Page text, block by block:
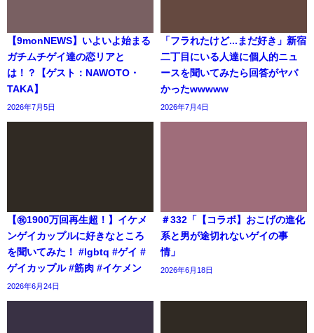
【9monNEWS】いよいよ始まる
ガチムチゲイ達の恋リアと
は！？【ゲスト：NAWOTO・
TAKA】
2026年7月5日
「フラれたけど...まだ好き」新宿
二丁目にいる人達に個人的ニュ
ースを聞いてみたら回答がヤバ
かったwwwww
2026年7月4日
【㊗️1900万回再生超！】イケメ
ンゲイカップルに好きなところ
を聞いてみた！ #lgbtq #ゲイ #
ゲイカップル #筋肉 #イケメン
2026年6月24日
＃332「【コラボ】おこげの進化
系と男が途切れないゲイの事
情」
2026年6月18日